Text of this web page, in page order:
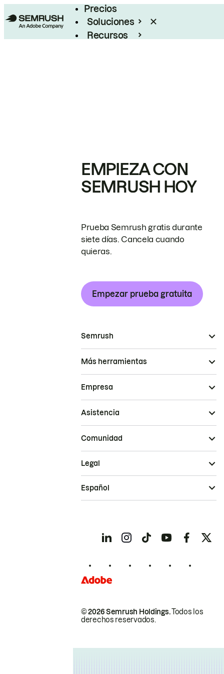
Precios
Soluciones
Recursos
EMPIEZA CON
SEMRUSH HOY
Prueba Semrush gratis durante
siete días. Cancela cuando
quieras.
Empezar prueba gratuita
Semrush
Más herramientas
Empresa
Asistencia
Comunidad
© 2026 Semrush Holdings.Todos los
derechos reservados.
Legal
Español